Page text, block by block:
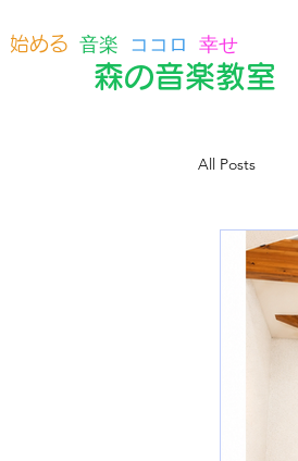
始める 音楽 ココロ 幸せ
森の音楽教室
All Posts